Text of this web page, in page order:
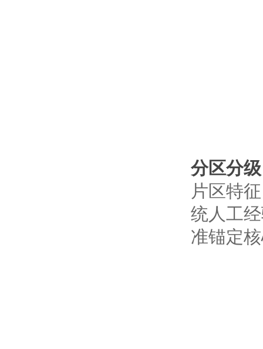
分区分
片区特
统人工
准锚定